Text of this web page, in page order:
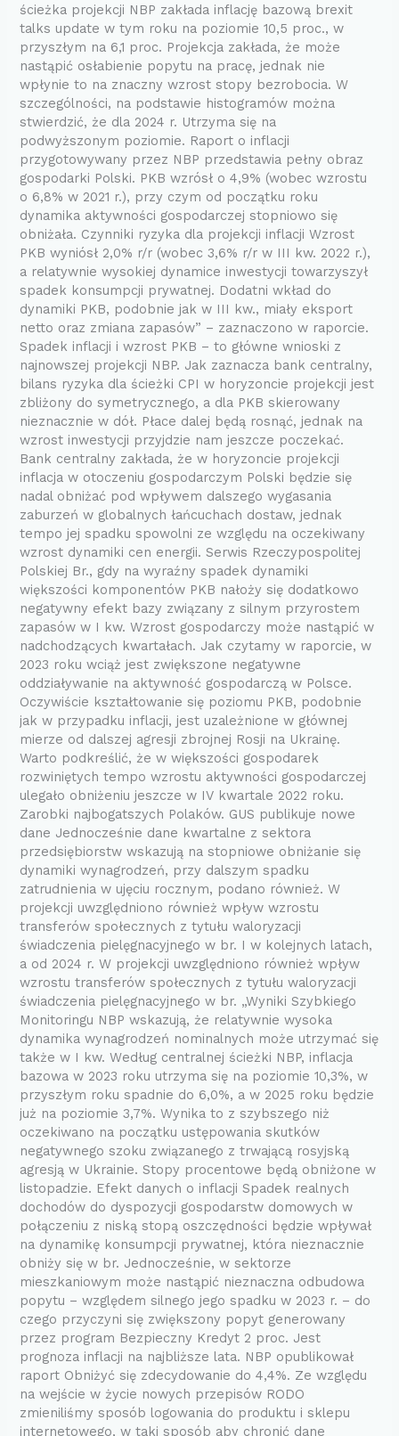
ścieżka projekcji NBP zakłada inflację bazową brexit
talks update w tym roku na poziomie 10,5 proc., w
przyszłym na 6,1 proc. Projekcja zakłada, że może
nastąpić osłabienie popytu na pracę, jednak nie
wpłynie to na znaczny wzrost stopy bezrobocia. W
szczególności, na podstawie histogramów można
stwierdzić, że dla 2024 r. Utrzyma się na
podwyższonym poziomie. Raport o inflacji
przygotowywany przez NBP przedstawia pełny obraz
gospodarki Polski. PKB wzrósł o 4,9% (wobec wzrostu
o 6,8% w 2021 r.), przy czym od początku roku
dynamika aktywności gospodarczej stopniowo się
obniżała. Czynniki ryzyka dla projekcji inflacji Wzrost
PKB wyniósł 2,0% r/r (wobec 3,6% r/r w III kw. 2022 r.),
a relatywnie wysokiej dynamice inwestycji towarzyszył
spadek konsumpcji prywatnej. Dodatni wkład do
dynamiki PKB, podobnie jak w III kw., miały eksport
netto oraz zmiana zapasów” – zaznaczono w raporcie.
Spadek inflacji i wzrost PKB – to główne wnioski z
najnowszej projekcji NBP. Jak zaznacza bank centralny,
bilans ryzyka dla ścieżki CPI w horyzoncie projekcji jest
zbliżony do symetrycznego, a dla PKB skierowany
nieznacznie w dół. Płace dalej będą rosnąć, jednak na
wzrost inwestycji przyjdzie nam jeszcze poczekać.
Bank centralny zakłada, że w horyzoncie projekcji
inflacja w otoczeniu gospodarczym Polski będzie się
nadal obniżać pod wpływem dalszego wygasania
zaburzeń w globalnych łańcuchach dostaw, jednak
tempo jej spadku spowolni ze względu na oczekiwany
wzrost dynamiki cen energii. Serwis Rzeczypospolitej
Polskiej Br., gdy na wyraźny spadek dynamiki
większości komponentów PKB nałoży się dodatkowo
negatywny efekt bazy związany z silnym przyrostem
zapasów w I kw. Wzrost gospodarczy może nastąpić w
nadchodzących kwartałach. Jak czytamy w raporcie, w
2023 roku wciąż jest zwiększone negatywne
oddziaływanie na aktywność gospodarczą w Polsce.
Oczywiście kształtowanie się poziomu PKB, podobnie
jak w przypadku inflacji, jest uzależnione w głównej
mierze od dalszej agresji zbrojnej Rosji na Ukrainę.
Warto podkreślić, że w większości gospodarek
rozwiniętych tempo wzrostu aktywności gospodarczej
ulegało obniżeniu jeszcze w IV kwartale 2022 roku.
Zarobki najbogatszych Polaków. GUS publikuje nowe
dane Jednocześnie dane kwartalne z sektora
przedsiębiorstw wskazują na stopniowe obniżanie się
dynamiki wynagrodzeń, przy dalszym spadku
zatrudnienia w ujęciu rocznym, podano również. W
projekcji uwzględniono również wpływ wzrostu
transferów społecznych z tytułu waloryzacji
świadczenia pielęgnacyjnego w br. I w kolejnych latach,
a od 2024 r. W projekcji uwzględniono również wpływ
wzrostu transferów społecznych z tytułu waloryzacji
świadczenia pielęgnacyjnego w br. „Wyniki Szybkiego
Monitoringu NBP wskazują, że relatywnie wysoka
dynamika wynagrodzeń nominalnych może utrzymać się
także w I kw. Według centralnej ścieżki NBP, inflacja
bazowa w 2023 roku utrzyma się na poziomie 10,3%, w
przyszłym roku spadnie do 6,0%, a w 2025 roku będzie
już na poziomie 3,7%. Wynika to z szybszego niż
oczekiwano na początku ustępowania skutków
negatywnego szoku związanego z trwającą rosyjską
agresją w Ukrainie. Stopy procentowe będą obniżone w
listopadzie. Efekt danych o inflacji Spadek realnych
dochodów do dyspozycji gospodarstw domowych w
połączeniu z niską stopą oszczędności będzie wpływał
na dynamikę konsumpcji prywatnej, która nieznacznie
obniży się w br. Jednocześnie, w sektorze
mieszkaniowym może nastąpić nieznaczna odbudowa
popytu – względem silnego jego spadku w 2023 r. – do
czego przyczyni się zwiększony popyt generowany
przez program Bezpieczny Kredyt 2 proc. Jest
prognoza inflacji na najbliższe lata. NBP opublikował
raport Obniżyć się zdecydowanie do 4,4%. Ze względu
na wejście w życie nowych przepisów RODO
zmieniliśmy sposób logowania do produktu i sklepu
internetowego, w taki sposób aby chronić dane